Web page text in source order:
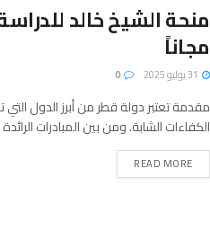
منحة الشيخ خالد
مجاناً
مقدمة تعتبر دولة قطر من أبرز الدول التي
الكفاءات الشابة. ومن بين المبادرات
READ MORE